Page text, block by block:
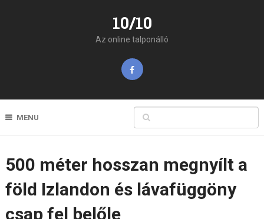
10/10
Az online talponálló
MENU
500 méter hosszan megnyílt a
föld Izlandon és lávafüggöny
csap fel belőle